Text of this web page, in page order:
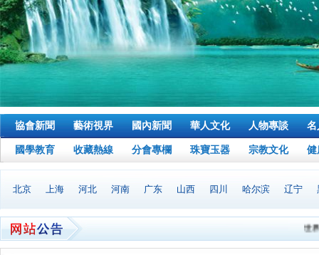
協會新聞 藝術視界 國內新聞 華人文化 人物專談 名
國學教育 收藏熱線 分會專欄 珠寶玉器 宗教文化 健
北京 上海 河北 河南 广东 山西 四川 哈尔滨 辽宁
世界